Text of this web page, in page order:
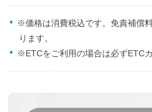
※価格は消費税込です。免責補償
ります。
※ETCをご利用の場合は必ずETC